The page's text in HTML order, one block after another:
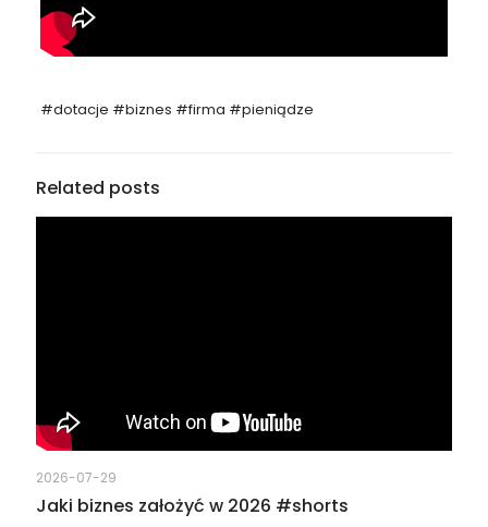
#dotacje #biznes #firma #pieniądze
Related posts
2026-07-29
Jaki biznes założyć w 2026 #shorts